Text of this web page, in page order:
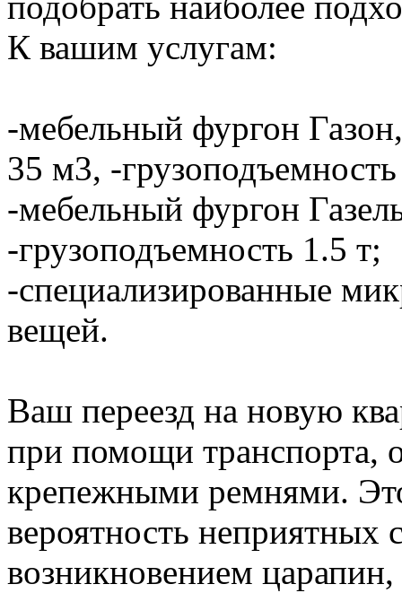
К вашим услугам:
-мебельный фургон
35 м3, -
-мебельный фургон
-грузоподъемность 1.5 т;
-специализированные
вещей.
Ваш переезд на новую
при помощи транспорта,
крепежными ремнями.
вероятность неприятных
возникновением царапин,